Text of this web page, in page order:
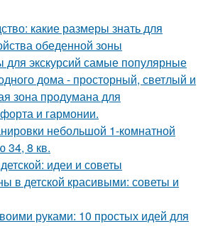
какие размеры знать для
обеденной зоны
для экскурсий самые популярные
дома - просторный, светлый и
зона продумана для
и гармонии.
небольшой 1-комнатной
34, 8 кв.
идеи и советы
в детской красивыми: советы и
руками: 10 простых идей для